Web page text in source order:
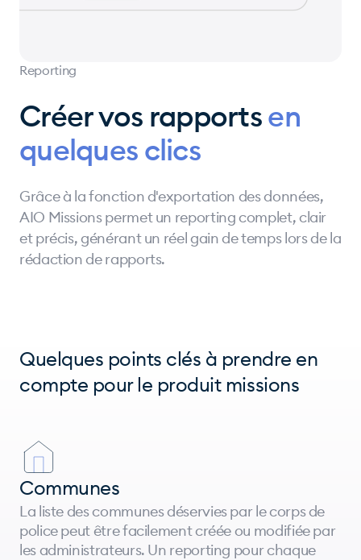
Reporting
Créer vos rapportsen
quelques clics
Grâce à la fonction d'exportation des données,
AIO Missions permet un reporting complet, clair
et précis, générant un réel gain de temps lors de la
rédaction de rapports.
Quelques points clés à prendre en
compte pour le produit missions
Communes
La liste des communes déservies par le corps de
police peut être facilement créée ou modifiée par
les administrateurs. Un reporting pour chaque